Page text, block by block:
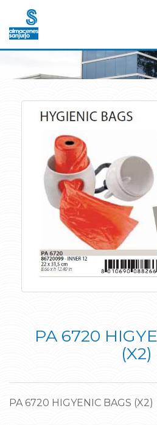
PA 6720
(X2)
PA 6720 HIGYENIC BAGS (X2)